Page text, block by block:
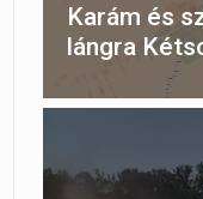
Karám és
lángra